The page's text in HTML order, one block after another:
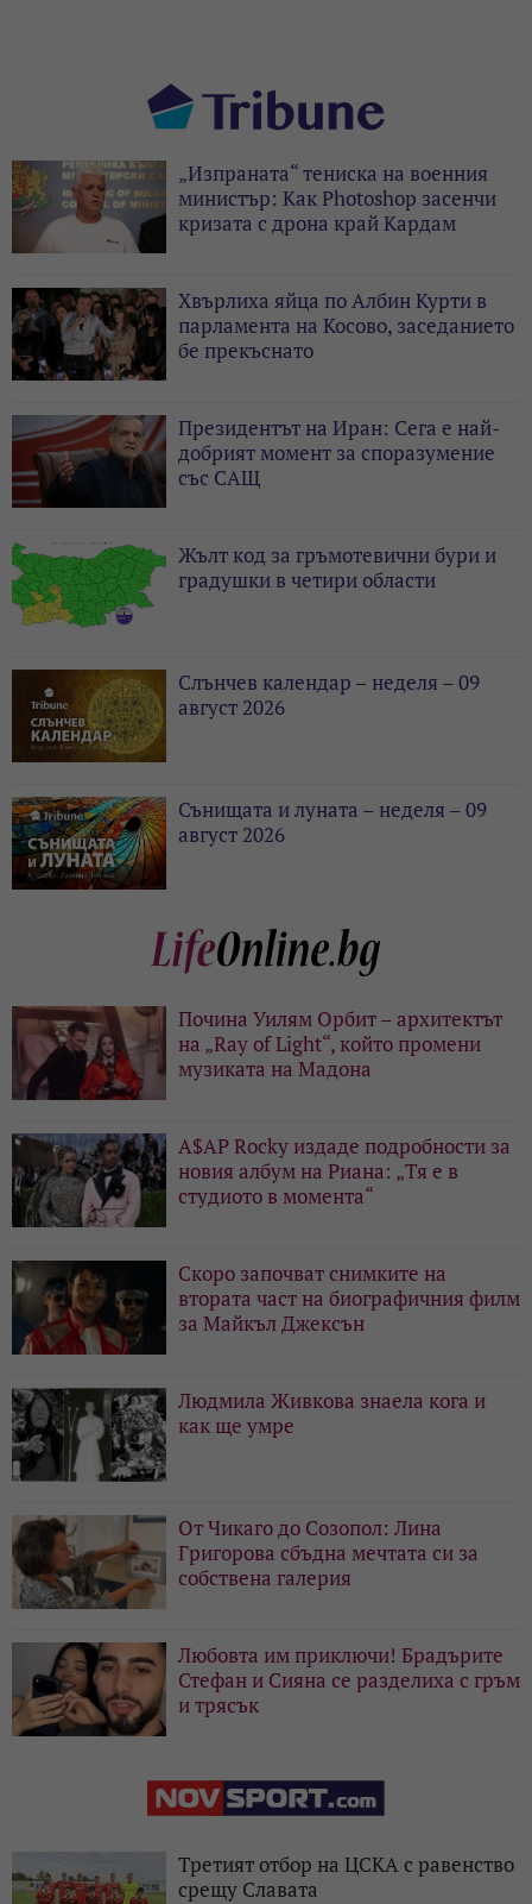
„Изпраната“ тениска на военния
министър: Как Photoshop засенчи
кризата с дрона край Кардам
Хвърлиха яйца по Албин Курти в
парламента на Косово, заседанието
бе прекъснато
Президентът на Иран: Сега е най-
добрият момент за споразумение
със САЩ
Жълт код за гръмотевични бури и
градушки в четири области
Слънчев календар – неделя – 09
август 2026
Сънищата и луната – неделя – 09
август 2026
Почина Уилям Орбит – архитектът
на „Ray of Light“, който промени
музиката на Мадона
A$AP Rocky издаде подробности за
новия албум на Риана: „Тя е в
студиото в момента“
Скоро започват снимките на
втората част на биографичния филм
за Майкъл Джексън
Людмила Живкова знаела кога и
как ще умре
От Чикаго до Созопол: Лина
Григорова сбъдна мечтата си за
собствена галерия
Любовта им приключи! Брадърите
Стефан и Сияна се разделиха с гръм
и трясък
Третият отбор на ЦСКА с равенство
срещу Славата